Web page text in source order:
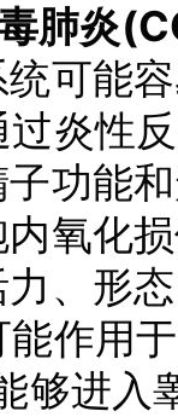
肺炎
可能
炎性
功能
氧化
、形
作用
够进入